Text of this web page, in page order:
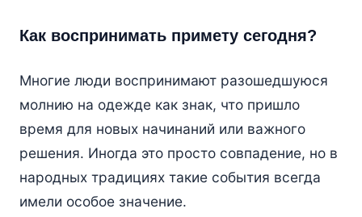
Как воспринимать примету сегодня?
Многие люди воспринимают разошедшуюся
молнию на одежде как знак, что пришло
время для новых начинаний или важного
решения. Иногда это просто совпадение, но в
народных традициях такие события всегда
имели особое значение.